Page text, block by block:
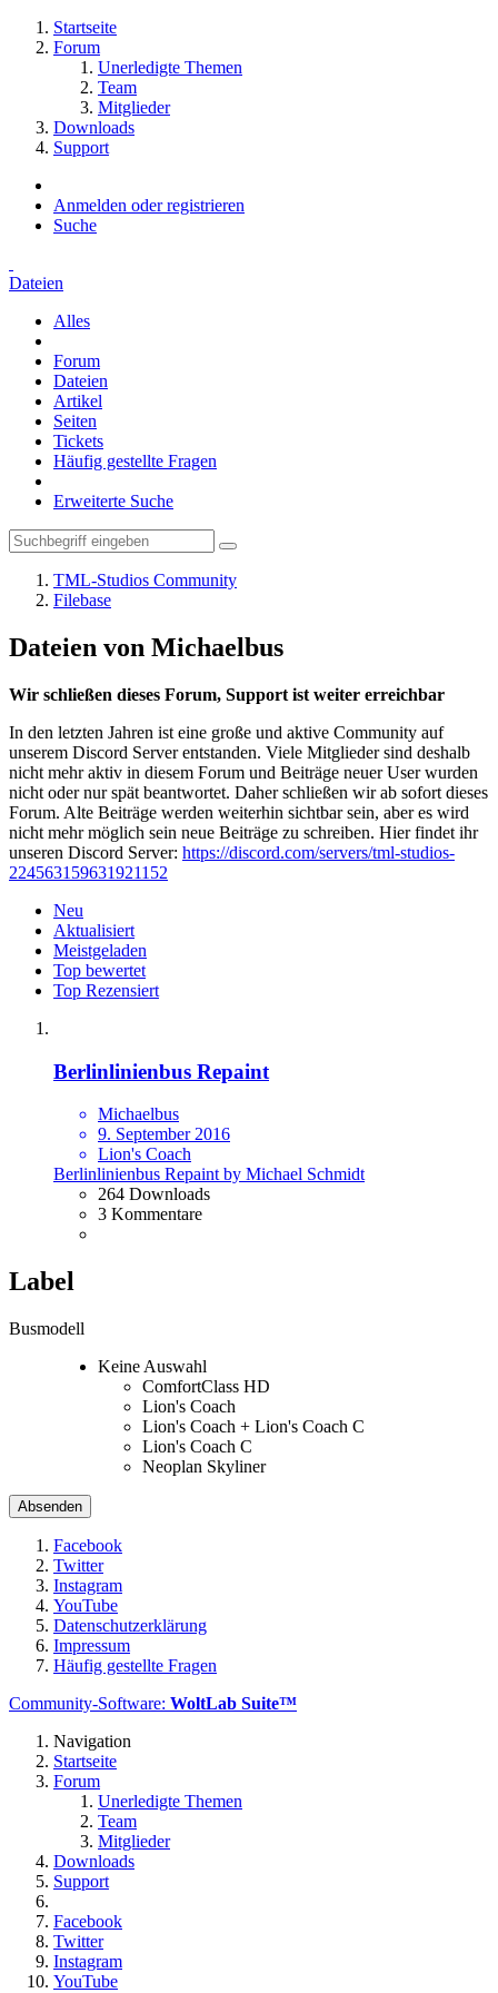
Startseite
Forum
Unerledigte Themen
Team
Mitglieder
Downloads
Support
Anmelden oder registrieren
Suche
Dateien
Alles
Forum
Dateien
Artikel
Seiten
Tickets
Häufig gestellte Fragen
Erweiterte Suche
TML-Studios Community
Filebase
Dateien von Michaelbus
Wir schließen dieses Forum, Support ist weiter erreichbar
In den letzten Jahren ist eine große und aktive Community auf
unserem Discord Server entstanden. Viele Mitglieder sind deshalb
nicht mehr aktiv in diesem Forum und Beiträge neuer User wurden
nicht oder nur spät beantwortet. Daher schließen wir ab sofort dieses
Forum. Alte Beiträge werden weiterhin sichtbar sein, aber es wird
nicht mehr möglich sein neue Beiträge zu schreiben. Hier findet ihr
unseren Discord Server: https://discord.com/servers/tml-studios-
224563159631921152
Neu
Aktualisiert
Meistgeladen
Top bewertet
Top Rezensiert
Berlinlinienbus Repaint
Michaelbus
9. September 2016
Lion's Coach
Berlinlinienbus Repaint by Michael Schmidt
264 Downloads
3 Kommentare
Label
Busmodell
Keine Auswahl
ComfortClass HD
Lion's Coach
Lion's Coach + Lion's Coach C
Lion's Coach C
Neoplan Skyliner
Facebook
Twitter
Instagram
YouTube
Datenschutzerklärung
Impressum
Häufig gestellte Fragen
Community-Software: WoltLab Suite™
Navigation
Startseite
Forum
Unerledigte Themen
Team
Mitglieder
Downloads
Support
Facebook
Twitter
Instagram
YouTube